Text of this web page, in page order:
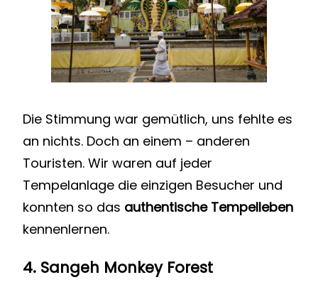
Die Stimmung war gemütlich, uns fehlte es
an nichts. Doch an einem – anderen
Touristen. Wir waren auf jeder
Tempelanlage die einzigen Besucher und
konnten so das authentische Tempelleben
kennenlernen.
4. Sangeh Monkey Forest